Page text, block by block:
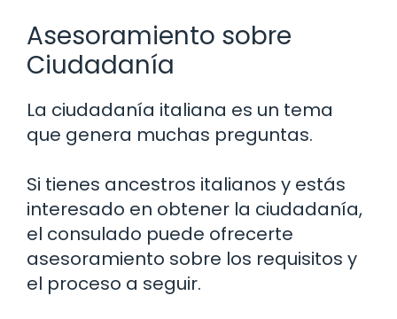
Asesoramiento sobre
Ciudadanía
La ciudadanía italiana es un tema
que genera muchas preguntas.
Si tienes ancestros italianos y estás
interesado en obtener la ciudadanía,
el consulado puede ofrecerte
asesoramiento sobre los requisitos y
el proceso a seguir.